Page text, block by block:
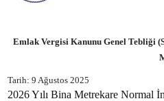
Emlak Vergisi Kanunu Genel Tebliği
Tarih: 9 Ağustos 2025
2026 Yılı Bina Metrekare Normal